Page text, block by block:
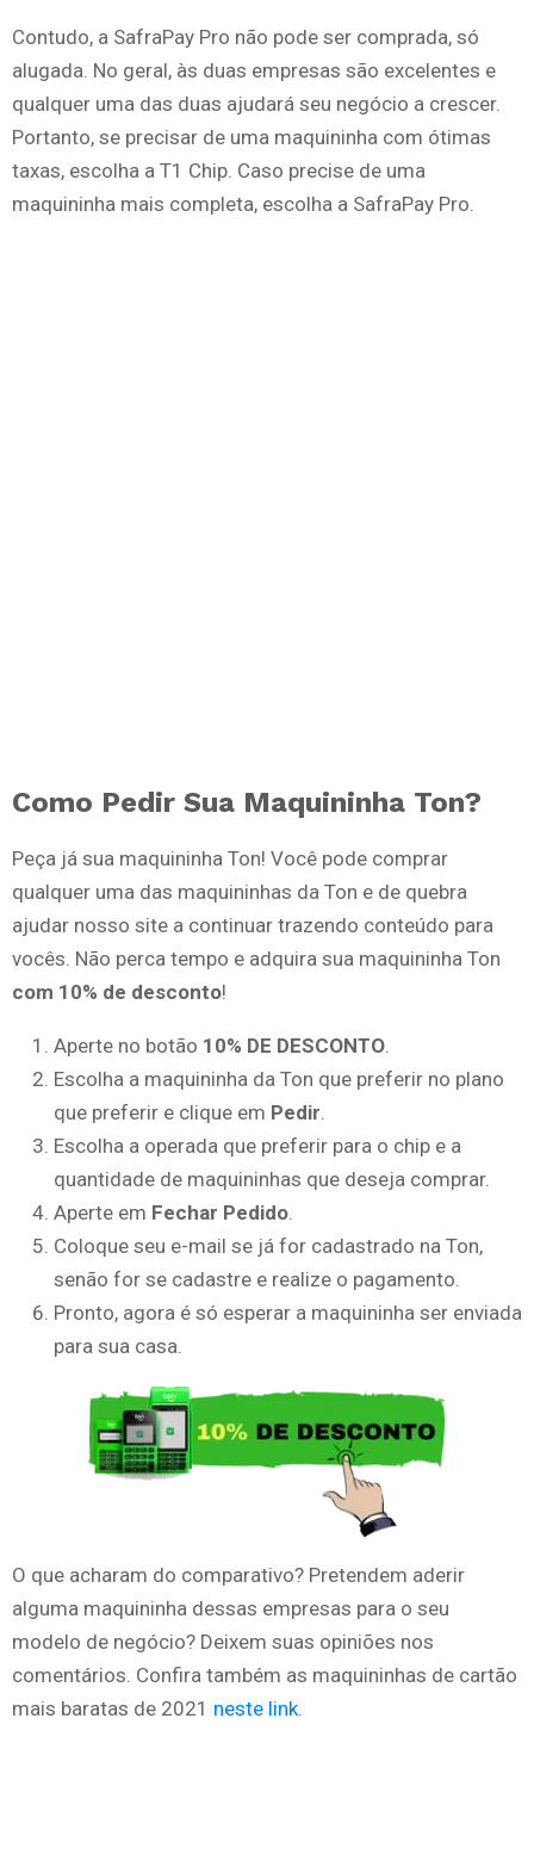
Contudo, a SafraPay Pro não pode ser comprada, só
alugada. No geral, às duas empresas são excelentes e
qualquer uma das duas ajudará seu negócio a crescer.
Portanto, se precisar de uma maquininha com ótimas
taxas, escolha a T1 Chip. Caso precise de uma
maquininha mais completa, escolha a SafraPay Pro.
Como Pedir Sua Maquininha Ton?
Peça já sua maquininha Ton! Você pode comprar
qualquer uma das maquininhas da Ton e de quebra
ajudar nosso site a continuar trazendo conteúdo para
vocês. Não perca tempo e adquira sua maquininha Ton
com 10% de desconto!
Aperte no botão 10% DE DESCONTO
Escolha a maquininha da Ton que preferir no plano
que preferir e clique em Pedir
Escolha a operada que preferir para o chip e a
quantidade de maquininhas que deseja comprar.
Aperte em Fechar Pedido
Coloque seu e-mail se já for cadastrado na Ton,
senão for se cadastre e realize o pagamento.
Pronto, agora é só esperar a maquininha ser enviada
para sua casa.
O que acharam do comparativo? Pretendem aderir
alguma maquininha dessas empresas para o seu
modelo de negócio? Deixem suas opiniões nos
comentários. Confira também as maquininhas de cartão
mais baratas de 2021 neste link